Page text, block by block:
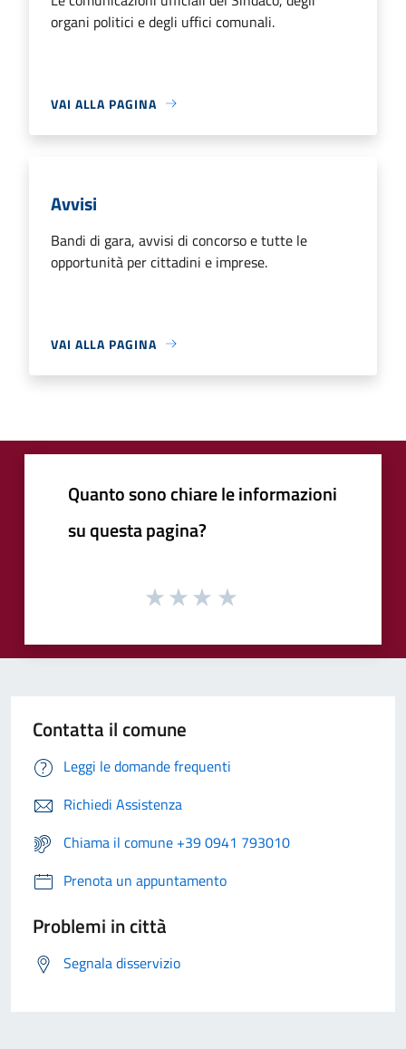
organi politici e degli uffici comunali.
VAI ALLA PAGINA
Avvisi
Bandi di gara, avvisi di concorso e tutte le
opportunità per cittadini e imprese.
VAI ALLA PAGINA
Quanto sono chiare le informazioni
su questa pagina?
Contatta il comune
Leggi le domande frequenti
Richiedi Assistenza
Chiama il comune +39 0941 793010
Prenota un appuntamento
Problemi in città
Segnala disservizio